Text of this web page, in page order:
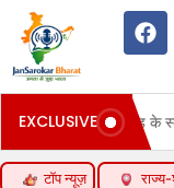
EXCLUSIVE
में छात्र ने फायरिंग की:6
टॉप न्यूज़